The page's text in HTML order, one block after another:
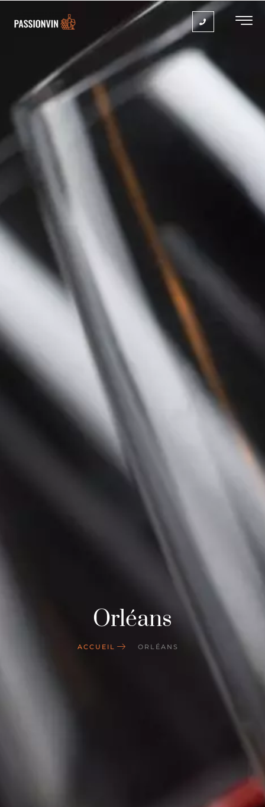
Orléans
ACCUEIL ORLÉANS